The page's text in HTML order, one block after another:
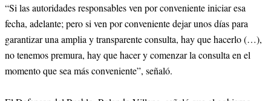
“Si las autoridades responsables ven por conveniente iniciar esa
fecha, adelante; pero si ven por conveniente dejar unos días para
garantizar una amplia y transparente consulta, hay que hacerlo (…),
no tenemos premura, hay que hacer y comenzar la consulta en el
momento que sea más conveniente”, señaló.